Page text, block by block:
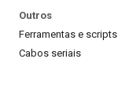
Outros
Ferramentas e scripts
Cabos seriais